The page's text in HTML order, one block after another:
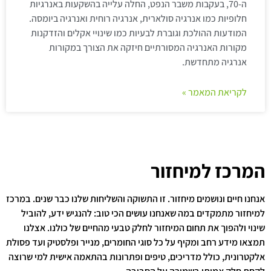
ה-70, בעקבות משבר הנפט, החלה עלייה בהשקעות באנרגיות
חלופיות כמו אנרגיה סולארית, אנרגיה רוחית ואנרגיה ביומסה.
המודעות ההולכת וגוברת לבעיות כמו שינויי אקלים והזדקנות
מקורות האנרגיה המסורתיים חיזקה את הצורך במקורות
אנרגיה מתחדשת.
לקריאת המאמר »
המרכז למיחזור
אנחנו חיים ונושמים מיחזור. זו התשוקה והשליחות שלנו כבר שנים. במרכז
למיחזור מתמקדים במה שאנחנו עושים הכי טוב: להנגיש ידע, להוביל
שינוי ולהפוך את תחום המיחזור לחלק טבעי מהחיים של כולנו. אצלנו
תמצאו מידע רחב ומקיף על כל סוגי החומרים, מנייר ופלסטיק ועד פסולת
אלקטרונית, כולל מדריכים, טיפים ופתרונות בהתאמה אישית למי שרוצה